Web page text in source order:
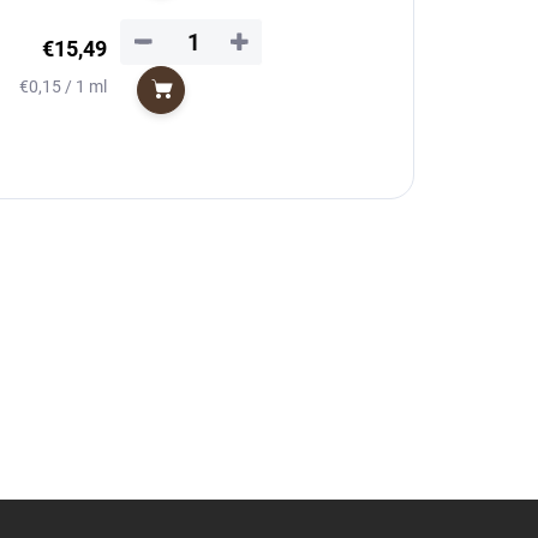
€15,49
Jednotková
€0,15 / 1 ml
+
−
Do košíka